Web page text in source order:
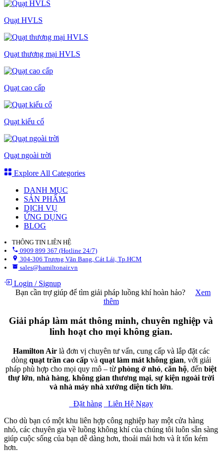
Quạt HVLS
Quạt thương mại HVLS
Quạt cao cấp
Quạt kiểu cổ
Quạt ngoài trời
Explore All Categories
DANH MỤC
SẢN PHẨM
DỊCH VỤ
ỨNG DỤNG
BLOG
THÔNG TIN LIÊN HỆ
0909 899 367 (Hotline 24/7)
304-306 Trương Văn Bang, Cát Lái, Tp.HCM
sales@hamiltonair.vn
Login /Signup
Bạn cần trợ giúp để tìm giải pháp luồng khí hoàn hảo? Xem
thêm
Giải pháp làm mát thông minh, chuyên nghiệp và
linh hoạt cho mọi không gian.
Hamilton Airlà đơn vị chuyên tư vấn, cung cấp và lắp đặt các
dòng quạt trần cao cấpvà quạt làm mát không gian, với giải
pháp phù hợp cho mọi quy mô – từ phòng ở nhỏ, căn hộ, đến biệt
thự lớn, nhà hàng, không gian thương mại, sự kiện ngoài trời
và nhà máy nhà xưởng diện tích lớn.
Đặt hàng​​
Liên Hệ Ngay​​
Cho dù bạn có một khu liên hợp công nghiệp hay một cửa hàng
nhỏ, các chuyên gia về luồng không khí của chúng tôi luôn sẵn sàng
giúp cuộc sống của bạn dễ dàng hơn, thoải mái hơn và ít tốn kém
hơn.